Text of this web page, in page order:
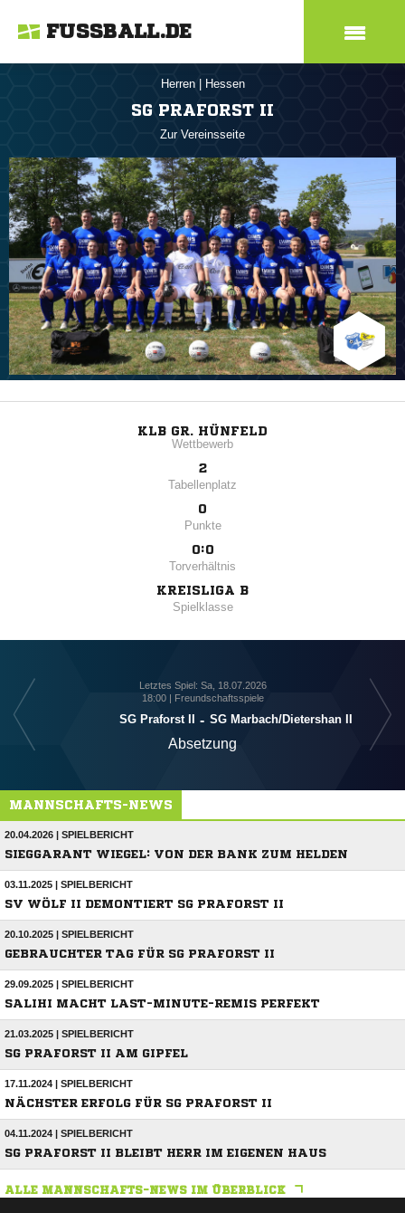
FUSSBALL.DE
Herren Hessen
SG PRAFORST II
Zur Vereinsseite
KLB GR. HÜNFELD
Wettbewerb
2
Tabellenplatz
0
Punkte
0:0
Torverhältnis
KREISLIGA B
Spielklasse
Letztes Spiel: Sa, 18.07.2026
18:00 | Freundschaftsspiele
SG Praforst II - SG Marbach/​Dietershan II
Absetzung
MANNSCHAFTS-NEWS
20.04.2026 | SPIELBERICHT
SIEGGARANT WIEGEL: VON DER BANK ZUM HELDEN
03.11.2025 | SPIELBERICHT
SV WÖLF II DEMONTIERT SG PRAFORST II
20.10.2025 | SPIELBERICHT
GEBRAUCHTER TAG FÜR SG PRAFORST II
29.09.2025 | SPIELBERICHT
SALIHI MACHT LAST-MINUTE-REMIS PERFEKT
21.03.2025 | SPIELBERICHT
SG PRAFORST II AM GIPFEL
17.11.2024 | SPIELBERICHT
NÄCHSTER ERFOLG FÜR SG PRAFORST II
04.11.2024 | SPIELBERICHT
SG PRAFORST II BLEIBT HERR IM EIGENEN HAUS
ALLE MANNSCHAFTS-NEWS IM ÜBERBLICK